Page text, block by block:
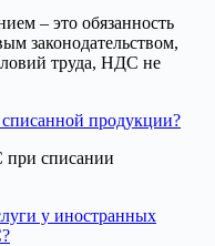
– это обязанность
законодательством,
труда, НДС не
продукции?
при списании
у иностранных